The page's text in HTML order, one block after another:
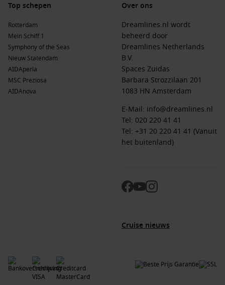
Top schepen
Rotterdam
Mein Schiff 1
Symphony of the Seas
Nieuw Statendam
AIDAperla
MSC Preziosa
AIDAnova
Over ons
Dreamlines.nl wordt
beheerd door
Dreamlines Netherlands
B.V.
Spaces Zuidas
Barbara Strozzilaan 201
1083 HN Amsterdam
E-Mail: info@dreamlines.nl
Tel: 020 220 41 41
Tel: +31 20 220 41 41 (Vanuit
het buitenland)
Cruise nieuws